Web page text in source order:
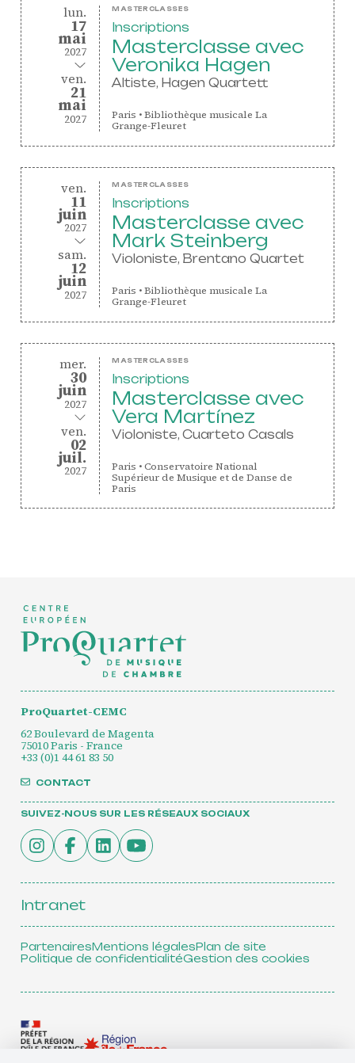
du
lundi
lun.
17
mai
mai
2027
au
vendredi
ven.
21
mai
mai
2027
MASTERCLASSES
Inscriptions
Masterclasse avec
Veronika Hagen
Altiste, Hagen Quartett
Paris •Bibliothèque musicale La
Grange-Fleuret
du
vendredi
ven.
11
juin
juin
2027
au
samedi
sam.
12
juin
juin
2027
MASTERCLASSES
Inscriptions
Masterclasse avec
Mark Steinberg
Violoniste, Brentano Quartet
Paris •Bibliothèque musicale La
Grange-Fleuret
du
mercredi
mer.
30
juin
juin
2027
au
vendredi
ven.
02
juillet
juil.
2027
MASTERCLASSES
Inscriptions
Masterclasse avec
Vera Martínez
Violoniste, Cuarteto Casals
Paris •Conservatoire National
Supérieur de Musique et de Danse de
Paris
ProQuartet-CEMC
62 Boulevard de Magenta
75010 Paris - France
+33 (0)1 44 61 83 50
CONTACT
SUIVEZ-NOUS SUR LES RÉSEAUX SOCIAUX
Intranet
PartenairesMentions légalesPlan de site
Politique de confidentialitéGestion des cookies